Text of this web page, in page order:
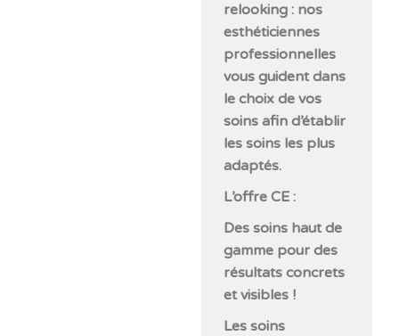
relooking : nos
esthéticiennes
professionnelles
vous guident dans
le choix de vos
soins afin d’établir
les soins les plus
adaptés.
L’offre CE :
Des soins haut de
gamme pour des
résultats concrets
et visibles !
Les soins